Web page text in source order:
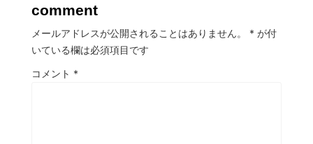
comment
メールアドレスが公開されることはありません。 * が付
いている欄は必須項目です
コメント *